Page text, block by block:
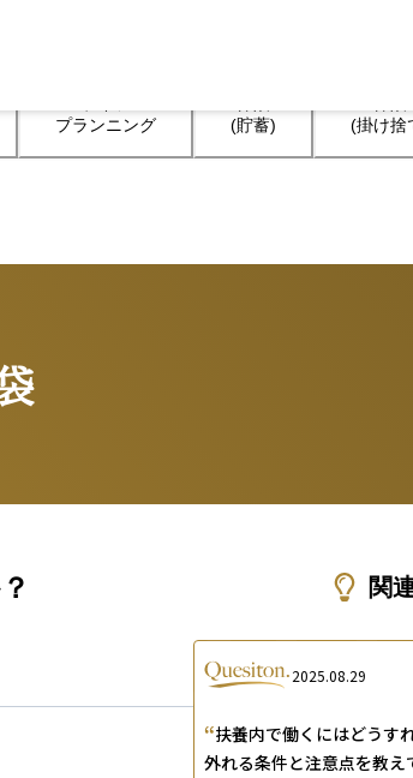
プランニング
(貯蓄)
(掛け捨
関
2025.08.29
“扶養内で働くにはどうす
外れる条件と注意点を教え